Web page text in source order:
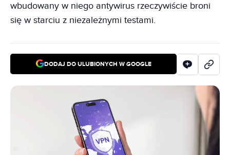
wbudowany w niego antywirus rzeczywiście broni
się w starciu z niezależnymi testami.
DODAJ DO ULUBIONYCH W GOOGLE